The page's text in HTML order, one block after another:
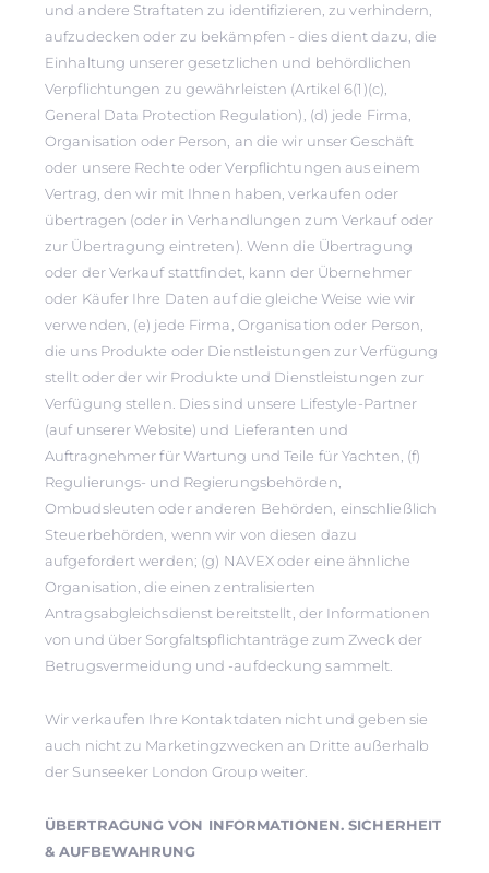
und andere Straftaten zu identifizieren, zu verhindern,
aufzudecken oder zu bekämpfen - dies dient dazu, die
Einhaltung unserer gesetzlichen und behördlichen
Verpflichtungen zu gewährleisten (Artikel 6(1)(c),
General Data Protection Regulation), (d) jede Firma,
Organisation oder Person, an die wir unser Geschäft
oder unsere Rechte oder Verpflichtungen aus einem
Vertrag, den wir mit Ihnen haben, verkaufen oder
übertragen (oder in Verhandlungen zum Verkauf oder
zur Übertragung eintreten). Wenn die Übertragung
oder der Verkauf stattfindet, kann der Übernehmer
oder Käufer Ihre Daten auf die gleiche Weise wie wir
verwenden, (e) jede Firma, Organisation oder Person,
die uns Produkte oder Dienstleistungen zur Verfügung
stellt oder der wir Produkte und Dienstleistungen zur
Verfügung stellen. Dies sind unsere Lifestyle-Partner
(auf unserer Website) und Lieferanten und
Auftragnehmer für Wartung und Teile für Yachten, (f)
Regulierungs- und Regierungsbehörden,
Ombudsleuten oder anderen Behörden, einschließlich
Steuerbehörden, wenn wir von diesen dazu
aufgefordert werden; (g) NAVEX oder eine ähnliche
Organisation, die einen zentralisierten
Antragsabgleichsdienst bereitstellt, der Informationen
von und über Sorgfaltspflichtanträge zum Zweck der
Betrugsvermeidung und -aufdeckung sammelt.
Wir verkaufen Ihre Kontaktdaten nicht und geben sie
auch nicht zu Marketingzwecken an Dritte außerhalb
der Sunseeker London Group weiter.
ÜBERTRAGUNG VON INFORMATIONEN. SICHERHEIT
& AUFBEWAHRUNG